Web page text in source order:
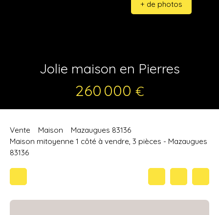
+ de photos
Jolie maison en Pierres
260 000 €
Vente Maison
Mazaugues 83136
Maison mitoyenne 1 côté à vendre, 3 pièces - Mazaugues
83136